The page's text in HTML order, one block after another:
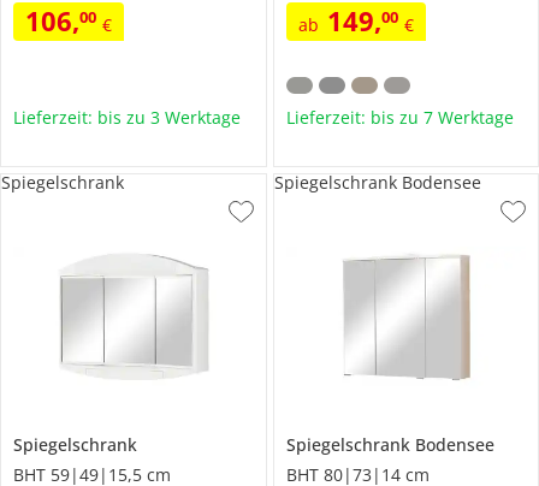
106,00 €
Lieferzeit: bis zu 3 Werktage
ab 149,00 €
Lieferzeit: bis zu 7 Werktage
Spiegelschrank
BHT 59|49|15,5 cm
Spiegelschrank
Spiegelschrank Bodensee
BHT 80|73|14 cm
Spiegelschrank Bodensee